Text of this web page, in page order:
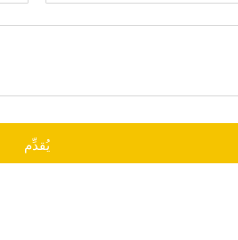
يُقدِّم